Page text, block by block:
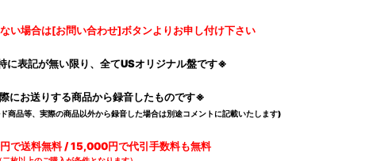
い場合は[お問い合わせ]ボタンよりお申し付け下さい
に表記が無い限り、全てUSオリジナル盤です※
にお送りする商品から録音したものです※
商品等、実際の商品以外から録音した場合は別途コメントに記載いたします)
で送料無料 / 15,000円で代引手数料も無料